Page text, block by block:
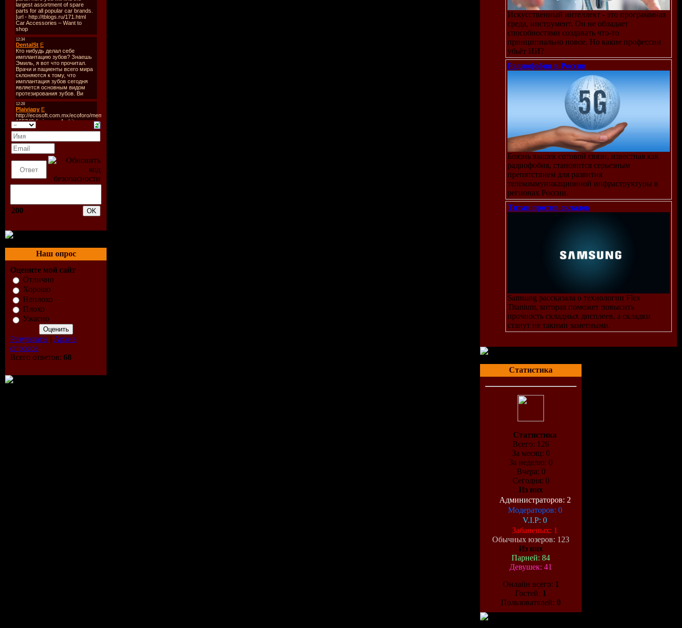
200
Наш опрос
Оцените мой сайт
Отлично
Хорошо
Неплохо
Плохо
Ужасно
Результаты | Архив
опросов
Всего ответов: 68
Искусственный интеллект - это программная
среда, инструмент. Он не обладает
способностями создавать что-то
принципиально новое. Но какие профессии
убьёт ИИ?
Радиофобия в России
Боязнь вышек сотовой связи, известная как
радиофобия, становится серьезным
препятствием для развития
телекоммуникационной инфраструктуры в
регионах России.
Титан против складок
Samsung рассказала о технологии Flex
Titanium, которая поможет повысить
прочность складных дисплеев, а складки
станут не такими заметными.
Статистика
Статистика
Всего: 126
За месяц: 0
За неделю: 0
Вчера: 0
Сегодня: 0
Из них
Администраторов: 2
Модераторов: 0
V.I.P: 0
Забаненых: 1
Обычных юзеров: 123
Из них
Парней: 84
Девушек: 41
Онлайн всего: 1
Гостей: 1
Пользователей: 0